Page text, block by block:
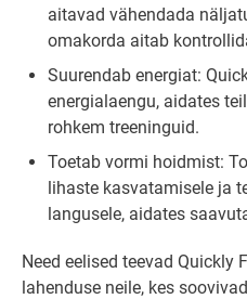
aitavad vähendada
omakorda aitab
Suurendab energiat:
energialaengu, aidates
rohkem treeninguid.
Toetab vormi hoidmist:
lihaste kasvatamisele ja
langusele, aidates
Need eelised teevad Quickly
lahenduse neile, kes